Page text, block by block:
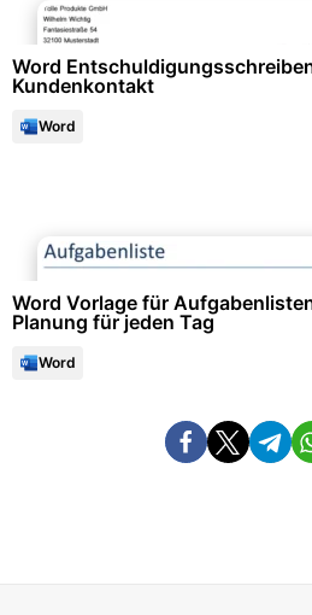
Word
Kundenkontakt
Word
Word Vorlage für
Planung für jeden Tag
Word